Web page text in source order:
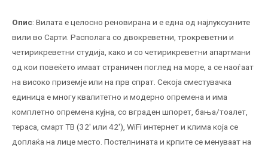
Опис: Вилата е целосно реновирана и е една од најлуксузните
вили во Сарти. Располага со двокреветни, трокреветни и
четирикреветни студија, како и со четирикреветни апартмани
од кои повеќето имаат страничен поглед на море, а се наоѓаат
на високо приземје или на прв спрат. Секоја сместувачка
единица е многу квалитетно и модерно опремена и има
комплетно опремена кујна, со вграден шпорет, бања/тоалет,
тераса, смарт ТВ (32′ или 42′), WiFi интернет и клима која се
доплаќа на лице место. Постелнината и крпите се менуваат на